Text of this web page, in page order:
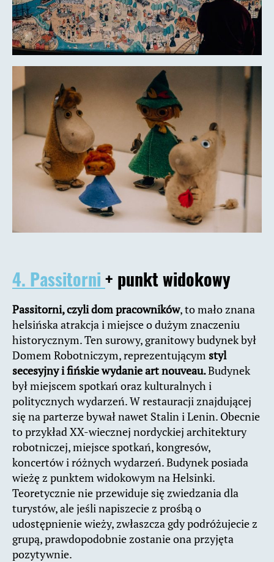
4. Passitorni+ punkt widokowy
Passitorni, czyli dom pracowników, to mało znana
helsińska atrakcja i miejsce o dużym znaczeniu
historycznym. Ten surowy, granitowy budynek był
Domem Robotniczym, reprezentującym styl
secesyjny i fińskie wydanie art nouveau.Budynek
był miejscem spotkań oraz kulturalnych i
politycznych wydarzeń. W restauracji znajdującej
się na parterze bywał nawet Stalin i Lenin. Obecnie
to przykład XX-wiecznej nordyckiej architektury
robotniczej, miejsce spotkań, kongresów,
koncertów i różnych wydarzeń. Budynek posiada
wieżę z punktem widokowym na Helsinki.
Teoretycznie nie przewiduje się zwiedzania dla
turystów, ale jeśli napiszecie z prośbą o
udostępnienie wieży, zwłaszcza gdy podróżujecie z
grupą, prawdopodobnie zostanie ona przyjęta
pozytywnie.